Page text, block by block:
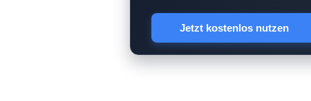
Jetzt kostenlos nutzen